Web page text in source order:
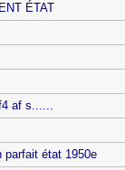
ÉTAT
af s......
parfait état 1950e